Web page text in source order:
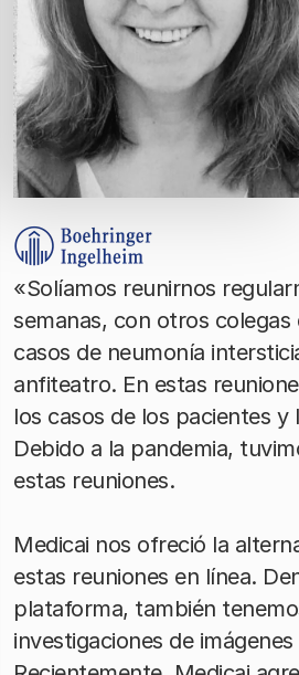
«Solíamos reunirnos
semanas, con otros colegas
casos de neumonía
anfiteatro. En estas
los casos de los pacientes y
Debido a la pandemia,
estas reuniones.
Medicai nos ofreció la
estas reuniones en línea.
plataforma, también
investigaciones de